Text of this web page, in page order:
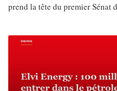
prend la tête du premier Sénat